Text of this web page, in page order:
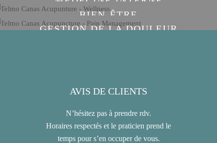
BIEN-ÊTRE
GESTION DE LA DOULEUR
AVIS DE CLIENTS
N’hésitez pas à prendre rdv.
Horaires respectés et le praticien prend le
temps pour s’en occuper de vous.